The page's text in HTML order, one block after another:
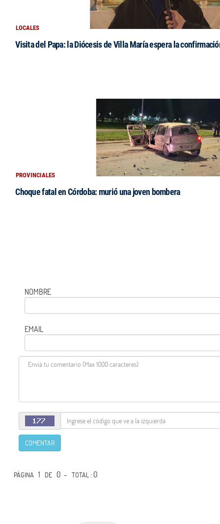
LOCALES
Visita del Papa: la Diócesis de Villa María espera la
PROVINCIALES
Choque fatal en Córdoba: murió una joven bombera
NOMBRE
EMAIL
COMENTAR
PÁGINA 1 DE 0 -TOTAL: 0